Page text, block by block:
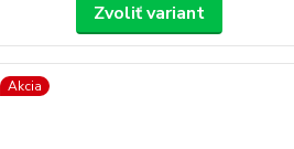
Zvoliť variant
Akcia